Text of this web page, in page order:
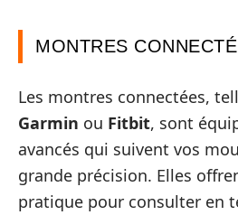
MONTRES
Les montres connectées,
Garmin ou Fitbit, sont
avancés qui suivent vos
grande précision. Elles
pratique pour consulter en